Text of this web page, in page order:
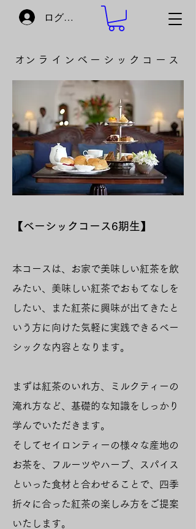
ログイン
​オンラインベーシックコース
【ベーシックコース6期生 】
本コースは、
お家で美味しい紅茶を飲
みたい、美味しい紅茶でおもてなしを
したい、また紅茶に興味が出てきたと
いう方に向けた気軽に実践できるベー
シックな内容となります。
まずは紅茶のいれ方、ミルクティーの
淹れ方など、基礎的な知識をしっかり
学んでいただきます。
そしてセイロンティーの様々な産地の
お茶を、フルーツやハーブ、スパイス
といった食材と合わせることで、
四季
折々に合った紅茶の楽しみ方をご提案
いたします。